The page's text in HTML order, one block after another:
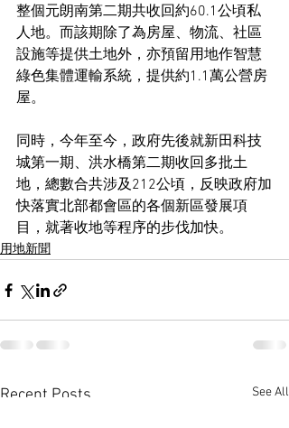
整個元朗南第二期共收回約60.1公頃私
人地。而該期除了為房屋、物流、社區
設施等提供土地外，亦預留用地作智慧
綠色集體運輸系統，提供約1.1萬公營房
屋。
同時，今年至今，政府先後就新田科技
城第一期、洪水橋第二期收回多批土
地，總數合共涉及212公頃，反映政府加
快落實北部都會區的各個新區發展項
目，就著收地等程序的步伐加快。
用地新聞
Recent Posts See All